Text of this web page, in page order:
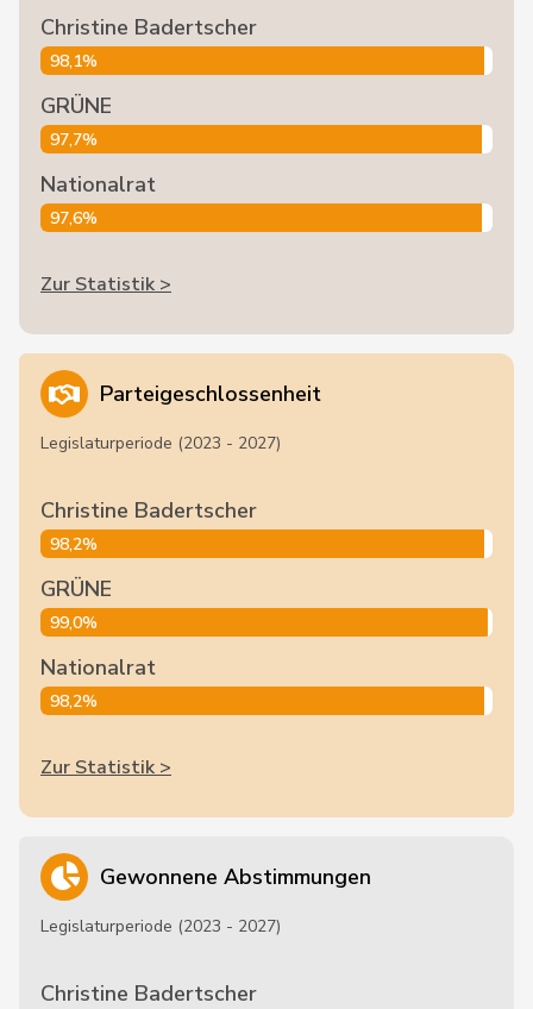
Christine Badertscher
98,1%
GRÜNE
97,7%
Nationalrat
97,6%
Zur Statistik >
Parteigeschlossenheit
Legislaturperiode (2023 - 2027)
Christine Badertscher
98,2%
GRÜNE
99,0%
Nationalrat
98,2%
Zur Statistik >
Gewonnene Abstimmungen
Legislaturperiode (2023 - 2027)
Christine Badertscher